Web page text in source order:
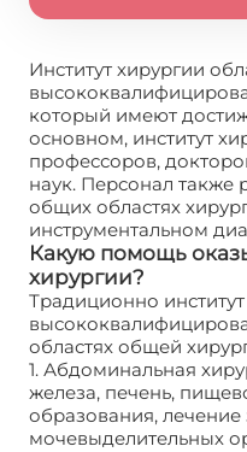
Институт хирургии
который имеют
основном, институт
профессоров,
наук. Персонал также
общих областях
инструментальном
Какую помощь
хирургии?
Традиционно
областях общей
1. Абдоминальная
железа, печень,
образования,
мочевыделительных